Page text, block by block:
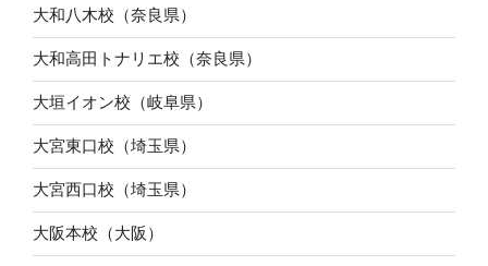
大和八木校（奈良県）
大和高田トナリエ校（奈良県）
大垣イオン校（岐阜県）
大宮東口校（埼玉県）
大宮西口校（埼玉県）
大阪本校（大阪）